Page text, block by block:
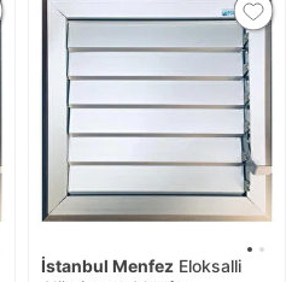
İstanbul Menfez Eloksalli